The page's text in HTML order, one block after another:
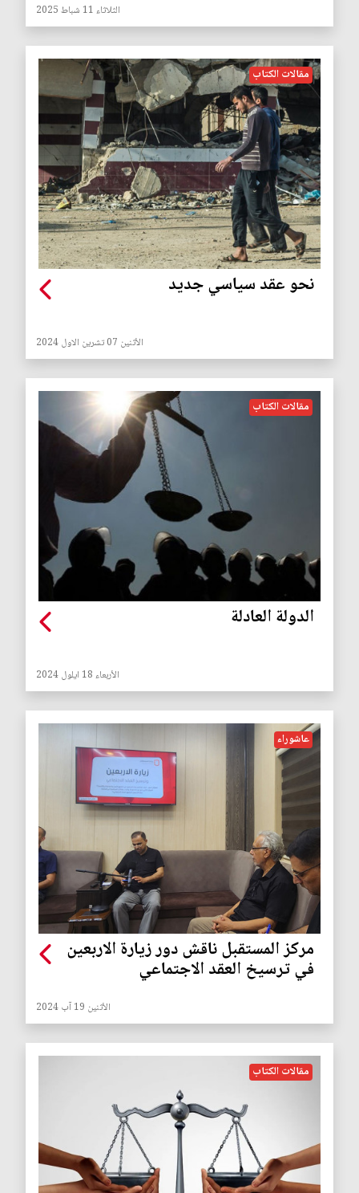
الثلاثاء 11 شباط 2025
مقالات الكتاب
نحو عقد سياسي جديد
الأثنين 07 تشرين الاول 2024
مقالات الكتاب
الدولة العادلة
الأربعاء 18 ايلول 2024
عاشوراء
مركز المستقبل ناقش دور زيارة الاربعين
في ترسيخ العقد الاجتماعي
الأثنين 19 آب 2024
مقالات الكتاب